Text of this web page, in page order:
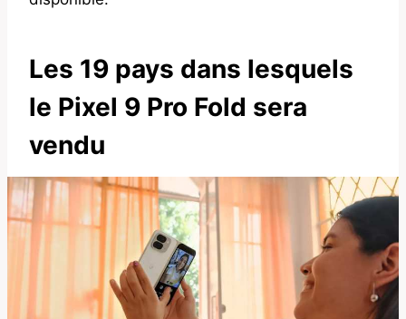
Les 19 pays dans lesquels
le Pixel 9 Pro Fold sera
vendu